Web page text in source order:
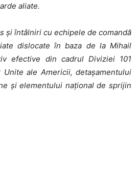
aliate.
și întâlniri cu echipele de comandă
dislocate în baza de la Mihail
efective din cadrul Diviziei 101
ale Americii, detașamentului
și elementului național de sprijin